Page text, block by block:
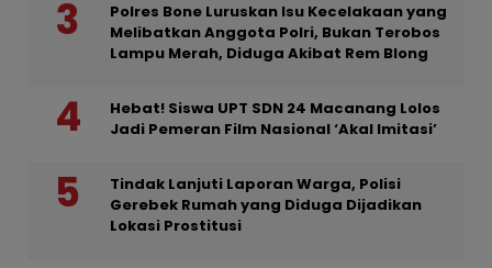
Polres Bone Luruskan Isu Kecelakaan yang
Melibatkan Anggota Polri, Bukan Terobos
Lampu Merah, Diduga Akibat Rem Blong
Hebat! Siswa UPT SDN 24 Macanang Lolos
Jadi Pemeran Film Nasional ‘Akal Imitasi’
Tindak Lanjuti Laporan Warga, Polisi
Gerebek Rumah yang Diduga Dijadikan
Lokasi Prostitusi